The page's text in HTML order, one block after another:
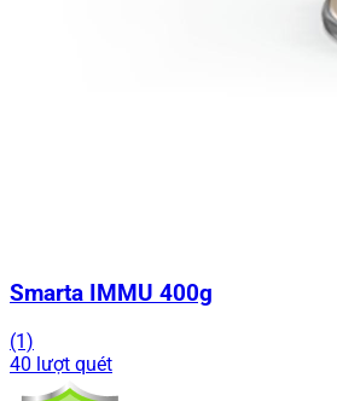
Smarta IMMU 400g
(1)
40 lượt quét